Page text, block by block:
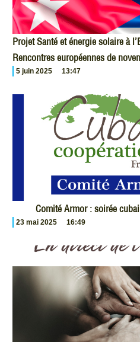
Projet Santé et énergie solaire à
Rencontres européennes de
5 juin 2025 13:47
Comité Armor : soirée
23 mai 2025 16:49